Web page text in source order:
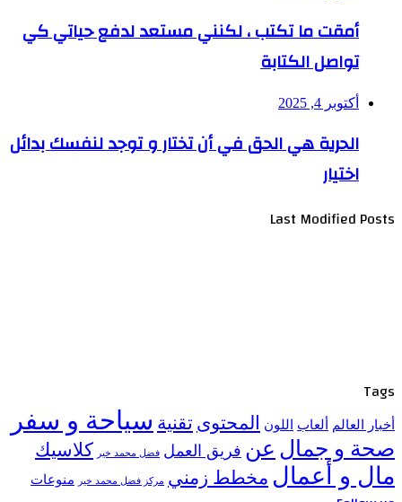
أمقت ما تكتب ، لكنني مستعد لدفع حياتي كي
تواصل الكتابة
أكتوبر 4, 2025
الحرية هي الحق في أن تختار و توجد لنفسك بدائل
اختيار
Last Modified Posts
Tags
أخبار العالم ألعاب اللون المحتوى تقنية سياحة و سفر
صحة و جمال عن فريق العمل فضل محمد خير كلاسيك
مال و أعمال مخطط زمني مركز فضل محمد خير منوعات